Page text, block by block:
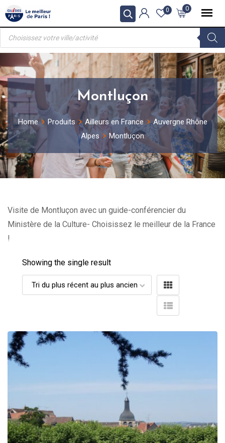
Skip
to
content
0
0
Recherche
produits
Montluçon
Home Produits Ailleurs en France
Auvergne Rhône
Alpes
Montluçon
Visite de Montluçon avec un guide-conférencier du
Ministère de la Culture- Choisissez le meilleur de la France
!
Showing the single result